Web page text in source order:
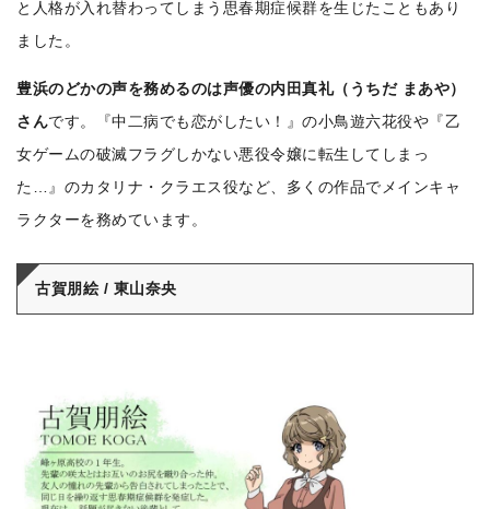
と人格が入れ替わってしまう思春期症候群を生じたこともあり
ました。
豊浜のどかの声を務めるのは声優の内田真礼（うちだ まあや）
さんです。『中二病でも恋がしたい！』の小鳥遊六花役や『乙
女ゲームの破滅フラグしかない悪役令嬢に転生してしまっ
た…』のカタリナ・クラエス役など、多くの作品でメインキャ
ラクターを務めています。
古賀朋絵 / 東山奈央